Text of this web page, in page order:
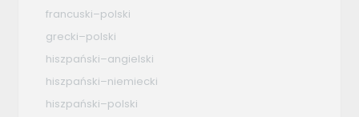
francuski–polski
grecki–polski
hiszpański–angielski
hiszpański–niemiecki
hiszpański–polski